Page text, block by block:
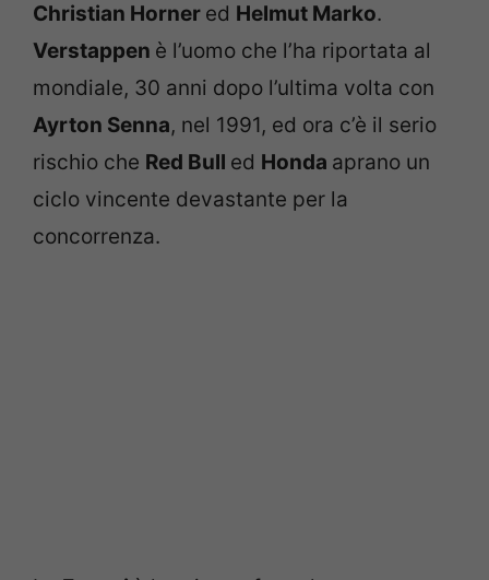
Christian Horner ed Helmut Marko.
Verstappen è l’uomo che l’ha riportata al
mondiale, 30 anni dopo l’ultima volta con
Ayrton Senna, nel 1991, ed ora c’è il serio
rischio che Red Bull ed Honda aprano un
ciclo vincente devastante per la
concorrenza.